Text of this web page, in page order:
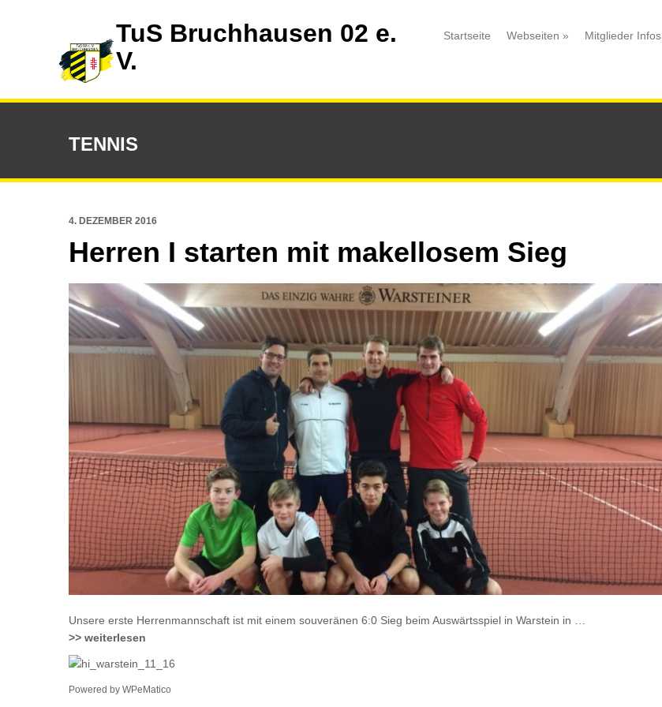
TuS Bruchhausen 02 e.
V.
Startseite Webseiten » Mitglieder Infos
TENNIS
4. DEZEMBER 2016
Herren I starten mit makellosem Sieg
Unsere erste Herrenmannschaft ist mit einem souveränen 6:0 Sieg beim Auswärtsspiel in Warstein in …
>> weiterlesen
Powered by WPeMatico